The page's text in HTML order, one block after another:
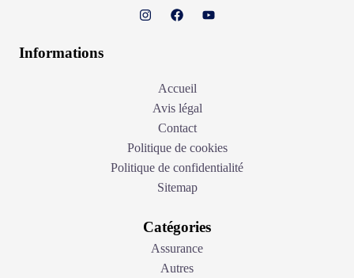
Informations
Accueil
Avis légal
Contact
Politique de cookies
Politique de confidentialité
Sitemap
Catégories
Assurance
Autres